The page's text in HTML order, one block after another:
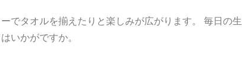
でタオルを揃えたりと楽しみが広がります。 毎日の生
いかがですか。